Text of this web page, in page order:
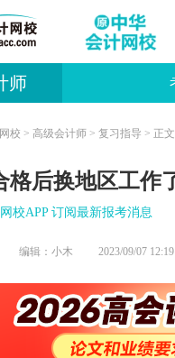
师
校 > 高级会计师 > 复习指导 > 正文
格后换地区工作
校APP 订阅最新报考消息
编辑：小木 2023/09/07